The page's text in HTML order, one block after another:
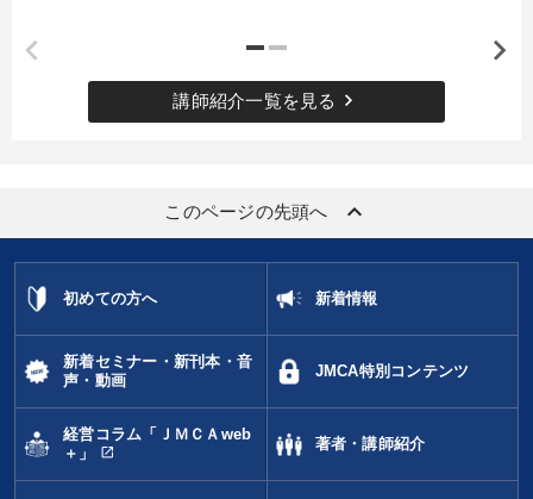
講師紹介一覧を見る keyboard_arrow_right
このページの先頭へ keyboard_arrow_up
初めての方へ 新着情報
新着セミナー・新刊本・音
声・動画
JMCA特別コンテンツ
経営コラム「ＪＭＣＡweb
＋」
open_in_new
著者・講師紹介